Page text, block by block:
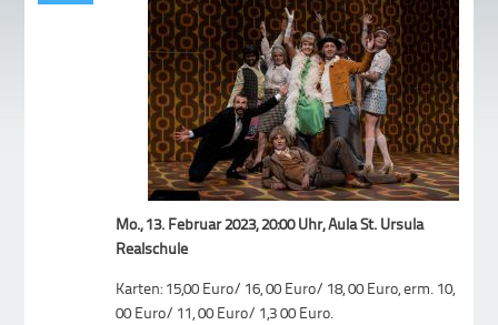
Mo., 13. Februar 2023, 20:00 Uhr, Aula St. Ursula
Realschule
Karten: 15,00 Euro/ 16, 00 Euro/ 18, 00 Euro, erm. 10,
00 Euro/ 11, 00 Euro/ 1,3 00 Euro.